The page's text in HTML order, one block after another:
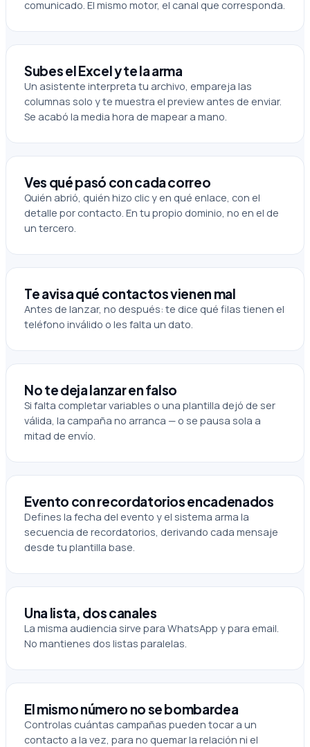
comunicado. El mismo motor, el canal que corresponda.
Subes el Excel y te la arma
Un asistente interpreta tu archivo, empareja las
columnas solo y te muestra el preview antes de enviar.
Se acabó la media hora de mapear a mano.
Ves qué pasó con cada correo
Quién abrió, quién hizo clic y en qué enlace, con el
detalle por contacto. En tu propio dominio, no en el de
un tercero.
Te avisa qué contactos vienen mal
Antes de lanzar, no después: te dice qué filas tienen el
teléfono inválido o les falta un dato.
No te deja lanzar en falso
Si falta completar variables o una plantilla dejó de ser
válida, la campaña no arranca — o se pausa sola a
mitad de envío.
Evento con recordatorios encadenados
Defines la fecha del evento y el sistema arma la
secuencia de recordatorios, derivando cada mensaje
desde tu plantilla base.
Una lista, dos canales
La misma audiencia sirve para WhatsApp y para email.
No mantienes dos listas paralelas.
El mismo número no se bombardea
Controlas cuántas campañas pueden tocar a un
contacto a la vez, para no quemar la relación ni el